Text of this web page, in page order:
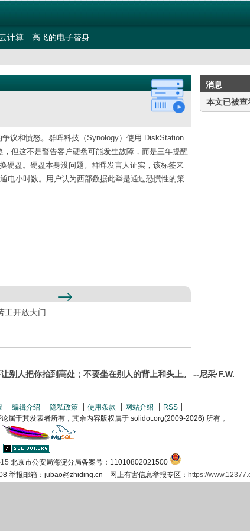
计算 高飞的电子替身
消息
本文已被查
议和愤怒。群晖科技（Synology）使用 DiskStation
但这不是警告客户硬盘可能发生故障，而是三年提醒
盘。硬盘本身没问题。群晖发言人证实，该标签来
电小时数。用户认为西部数据此举是通过恐慌性的策
工开放大门
别人把你抬到高处；不要坐在别人的背上和头上。 --尼采·F.W.
编辑介绍 隐私政策 使用条款 网站介绍
RSS
属于其发表者所有，其余内容版权属于 solidot.org(2009-2026) 所有 。
北京市公安局海淀分局备案号：11010802021500
举报邮箱：jubao@zhiding.cn 网上有害信息举报专区： https://